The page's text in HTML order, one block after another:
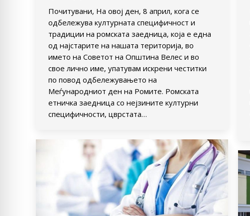
Почитувани, На овој ден, 8 април, кога се
одбележува културната специфичност и
традиции на ромската заедница, која е една
од најстарите на нашата територија, во
името на Советот на Општина Велес и во
свое лично име, упатувам искрени честитки
по повод одбележувањето на
Меѓународниот ден на Ромите. Ромската
етничка заедница со нејзините културни
специфичности, цврстата…